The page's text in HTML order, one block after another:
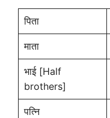
पिता
माता
भाई [Half
brothers]
पत्नि